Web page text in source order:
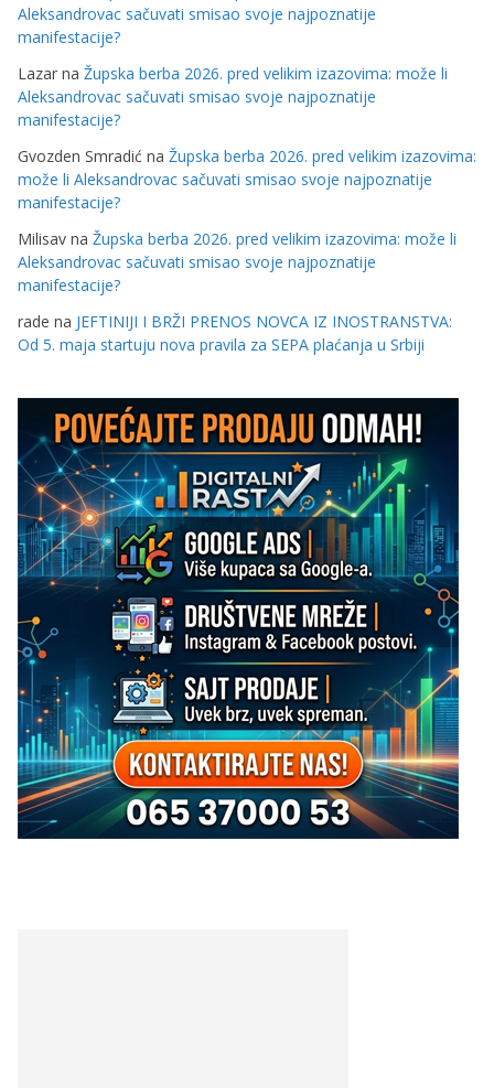
Aleksandrovac sačuvati smisao svoje najpoznatije
manifestacije?
Lazar na Župska berba 2026. pred velikim izazovima: može li
Aleksandrovac sačuvati smisao svoje najpoznatije
manifestacije?
Gvozden Smradić na Župska berba 2026. pred velikim izazovima:
može li Aleksandrovac sačuvati smisao svoje najpoznatije
manifestacije?
Milisav na Župska berba 2026. pred velikim izazovima: može li
Aleksandrovac sačuvati smisao svoje najpoznatije
manifestacije?
rade na JEFTINIJI I BRŽI PRENOS NOVCA IZ INOSTRANSTVA:
Od 5. maja startuju nova pravila za SEPA plaćanja u Srbiji